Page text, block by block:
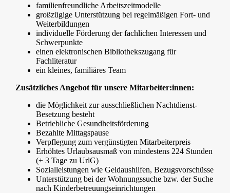
familienfreundliche Arbeitszeitmodelle
großzügige Unterstützung bei regelmäßigen Fort- und
Weiterbildungen
individuelle Förderung der fachlichen Interessen und
Schwerpunkte
einen elektronischen Bibliothekszugang für
Fachliteratur
ein kleines, familiäres Team
Zusätzliches Angebot für unsere Mitarbeiter:innen:
die Möglichkeit zur ausschließlichen Nachtdienst-
Besetzung besteht
Betriebliche Gesundheitsförderung
Bezahlte Mittagspause
Verpflegung zum vergünstigten Mitarbeiterpreis
Erhöhtes Urlaubsausmaß von mindestens 224 Stunden
(+ 3 Tage zu UrlG)
Sozialleistungen wie Geldaushilfen, Bezugsvorschüsse
Unterstützung bei der Wohnungssuche bzw. der Suche
nach Kinderbetreuungseinrichtungen